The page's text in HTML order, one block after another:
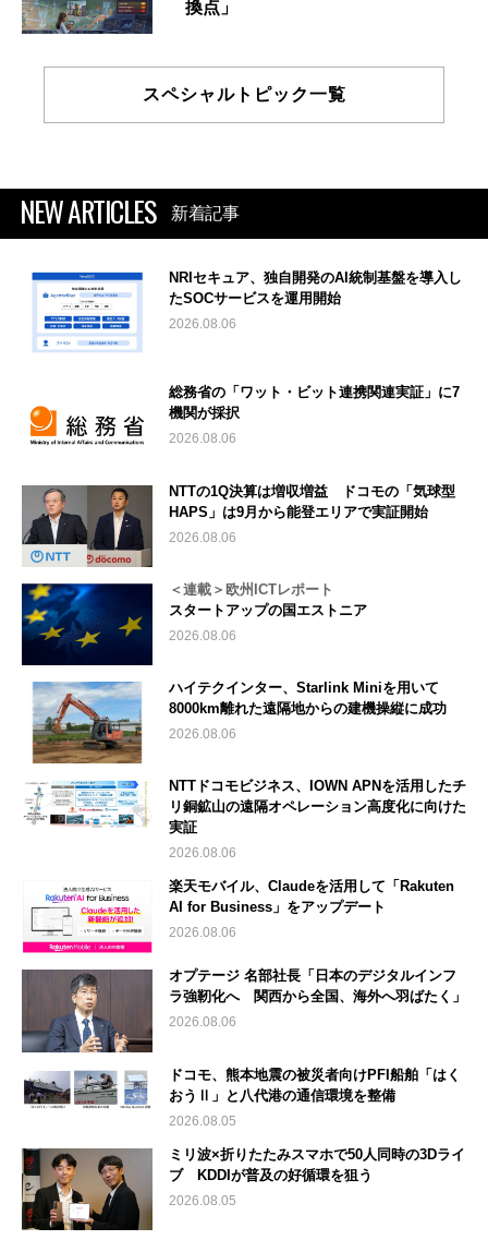
換点」
スペシャルトピック一覧
NEW ARTICLES 新着記事
NRIセキュア、独自開発のAI統制基盤を導入し
たSOCサービスを運用開始
2026.08.06
総務省の「ワット・ビット連携関連実証」に7
機関が採択
2026.08.06
NTTの1Q決算は増収増益 ドコモの「気球型
HAPS」は9月から能登エリアで実証開始
2026.08.06
＜連載＞欧州ICTレポート
スタートアップの国エストニア
2026.08.06
ハイテクインター、Starlink Miniを用いて
8000km離れた遠隔地からの建機操縦に成功
2026.08.06
NTTドコモビジネス、IOWN APNを活用したチ
リ銅鉱山の遠隔オペレーション高度化に向けた
実証
2026.08.06
楽天モバイル、Claudeを活用して「Rakuten
AI for Business」をアップデート
2026.08.06
オプテージ 名部社長「日本のデジタルインフ
ラ強靭化へ 関西から全国、海外へ羽ばたく」
2026.08.06
ドコモ、熊本地震の被災者向けPFI船舶「はく
おうⅡ」と八代港の通信環境を整備
2026.08.05
ミリ波×折りたたみスマホで50人同時の3Dライ
ブ KDDIが普及の好循環を狙う
2026.08.05